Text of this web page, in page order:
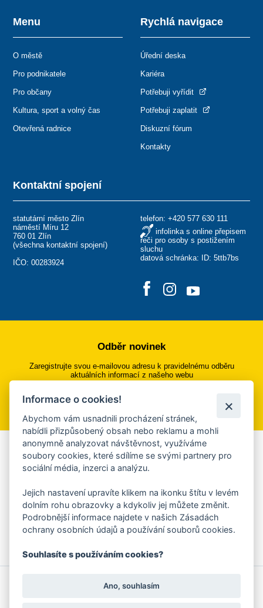
Kontaktní spojení
statutární město Zlín
náměstí Míru 12
760 01 Zlín
(všechna kontaktní spojení)
IČO: 00283924
telefon: +420 577 630 111
infolinka s online přepisem
řeči pro osoby s postižením
sluchu
datová schránka: ID: 5ttb7bs
Menu
O městě
Pro podnikatele
Pro občany
Kultura, sport a volný čas
Otevřená radnice
Rychlá navigace
Úřední deska
Kariéra
Potřebuji vyřídit
Potřebuji zaplatit
Diskuzní fórum
Kontakty
Odběr novinek
Zaregistrujte svou e-mailovou adresu k pravidelnému odběru
aktuálních informací z našeho webu
Přihlásit se k odběru
Aplikace Mobilní rozhlas
Chcete dostávat do svého mobilu či mailu upozornění na
ankety, pozvánky na kulturní a sportovní akce?
Více informací o aplikaci
Ochrana osobních údajů
Informace o cookies!
Abychom vám usnadnili procházení stránek,
nabídli přizpůsobený obsah nebo reklamu a mohli
anonymně analyzovat návštěvnost, využíváme
soubory cookies, které sdílíme se svými partnery pro
sociální média, inzerci a analýzu.
Jejich nastavení upravíte klikem na ikonku štítu v levém
dolním rohu obrazovky a kdykoliv jej můžete změnit.
Podrobnější informace najdete v našich Zásadách
ochrany osobních údajů a používání souborů cookies.
Souhlasíte s používáním cookies?
Ano, souhlasím